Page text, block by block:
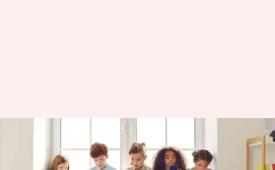
உட்பட்டவர்கள் சமூக